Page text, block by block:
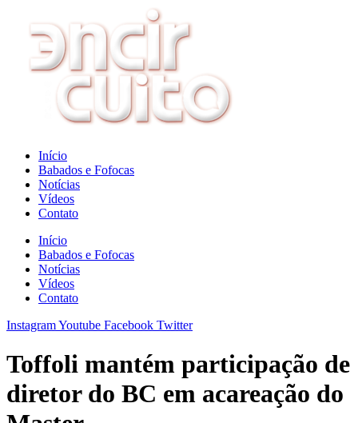
conteúdo
Início
Babados e Fofocas
Notícias
Vídeos
Contato
Início
Babados e Fofocas
Notícias
Vídeos
Contato
InstagramYoutube Facebook Twitter
Toffoli mantém participação de
diretor do BC em acareação do